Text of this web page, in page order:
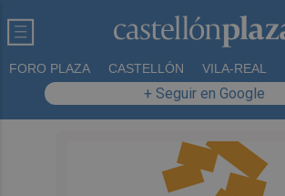
FORO PLAZA CASTELLÓN VILA-REAL
+ Seguir en Google